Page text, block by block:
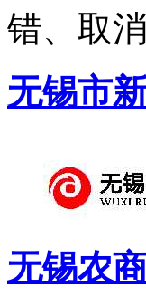
错、取
无锡市
无锡农